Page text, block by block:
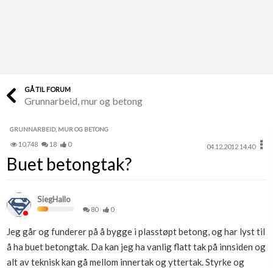
Finn håndverkere
Papirer som mangler
Skaff dokumentasjon som mangler
Kundeservice
Få svar på det du lurer på
Kom i gang med Boligmappa
Se din bolig? Klikk her
GÅ TIL FORUM
Grunnarbeid, mur og betong
GRUNNARBEID, MUR OG BETONG
10,748 18 0 04.12.2012 14.40
Buet betongtak?
SiegHallo
80 0
Jeg går og funderer på å bygge i plasstøpt betong, og har lyst til
å ha buet betongtak. Da kan jeg ha vanlig flatt tak på innsiden og
alt av teknisk kan gå mellom innertak og yttertak. Styrke og